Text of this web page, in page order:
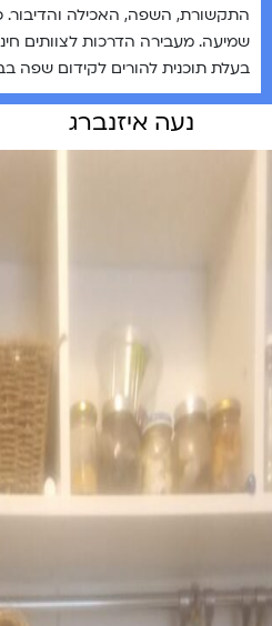
התקשורת, השפה, האכילה והדיבור.
שמיעה. מעבירה הדרכות לצוותים
בעלת תוכנית להורים לקידום שפה
נעה איזנברג